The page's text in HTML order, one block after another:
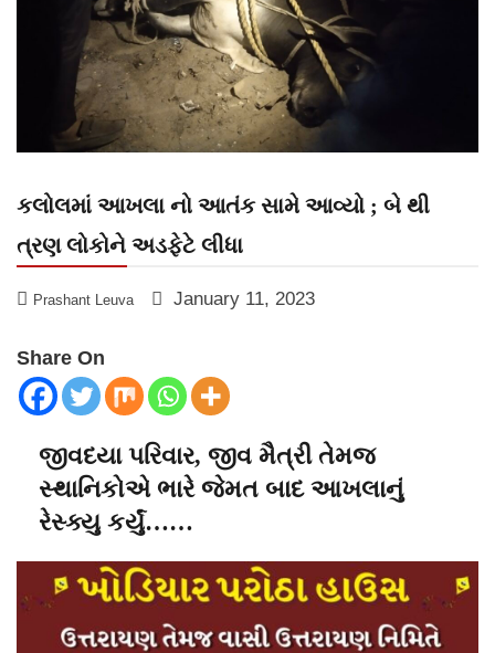
કલોલમાં આખલા નો આતંક સામે આવ્યો ; બે થી
ત્રણ લોકોને અડફેટે લીધા
Prashant Leuva January 11, 2023
Share On
જીવદયા પરિવાર, જીવ મૈત્રી તેમજ
સ્થાનિકોએ ભારે જેમત બાદ આખલાનું
રેસ્ક્યુ કર્યું……